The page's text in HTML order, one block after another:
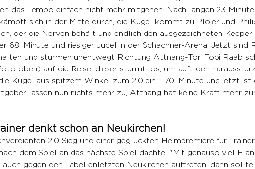
das Tempo einfach nicht mehr mitgehen. Nach langen 23
sich in der Mitte durch, die Kugel kommt zu Plojer und
der die Nerven behält und endlich den ausgezeichneten Keeper
68. Minute und riesiger Jubel in der Schachner-Arena. Jetzt sind
und stürmen unentwegt Richtung Attnang-Tor. Tobi Raab
oben) auf die Reise, dieser stürmt los, umläuft den
Kugel aus spitzem Winkel zum 2:0 ein - 70. Minute und jetzt ist
lassen nun nichts mehr zu, Attnang hat keine Kraft mehr
denkt schon an Neukirchen!
2:0 Sieg und einer geglückten Heimpremiere für
dem Spiel an das nächste Spiel dachte: "Mit genauso viel Elan
auch gegen den Tabellenletzten Neukirchen auftreten, dann sollte